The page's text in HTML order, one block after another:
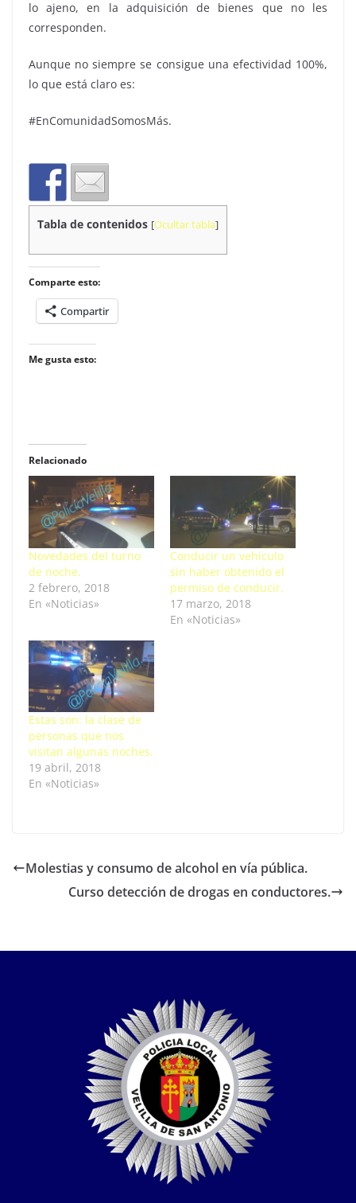
lo ajeno, en la adquisición de bienes que no les
corresponden.
Aunque no siempre se consigue una efectividad 100%,
lo que está claro es:
#EnComunidadSomosMás.
Tabla de contenidos [Ocultar tabla]
Comparte esto:
Compartir
Me gusta esto:
Relacionado
Novedades del turno
de noche.
2 febrero, 2018
En «Noticias»
Conducir un vehículo
sin haber obtenido el
permiso de conducir.
17 marzo, 2018
En «Noticias»
Estas son: la clase de
personas que nos
visitan algunas noches.
19 abril, 2018
En «Noticias»
Molestias y consumo de alcohol en vía pública.
Curso detección de drogas en conductores.